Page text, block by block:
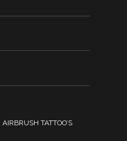
AIRBRUSH TATTOO’S